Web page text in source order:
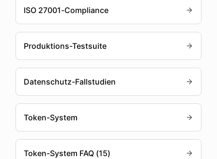
ISO 27001-Compliance
Produktions-Testsuite
Datenschutz-Fallstudien
Token-System
Token-System FAQ (15)